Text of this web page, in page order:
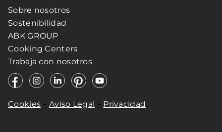
Sobre nosotros
Sostenibilidad
ABK GROUP
Cooking Centers
Trabaja con nosotros
Cookies –Aviso Legal – Privacidad